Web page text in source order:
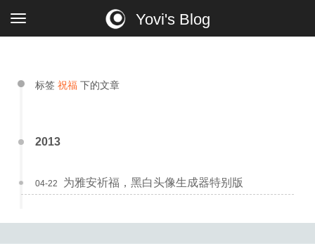
Yovi's Blog
标签 祝福 下的文章
2013
为雅安祈福，黑白头像生成器特别版
04-22